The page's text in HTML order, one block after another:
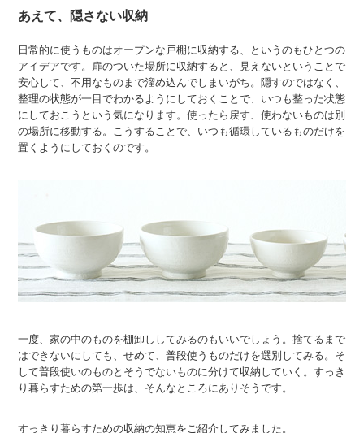
あえて、隠さない収納
日常的に使うものはオープンな戸棚に収納する、というのもひとつの
アイデアです。扉のついた場所に収納すると、見えないということで
安心して、不用なものまで溜め込んでしまいがち。隠すのではなく、
整理の状態が一目でわかるようにしておくことで、いつも整った状態
にしておこうという気になります。使ったら戻す、使わないものは別
の場所に移動する。こうすることで、いつも循環しているものだけを
置くようにしておくのです。
一度、家の中のものを棚卸ししてみるのもいいでしょう。捨てるまで
はできないにしても、せめて、普段使うものだけを選別してみる。そ
して普段使いのものとそうでないものに分けて収納していく。すっき
り暮らすための第一歩は、そんなところにありそうです。
すっきり暮らすための収納の知恵をご紹介してみました。